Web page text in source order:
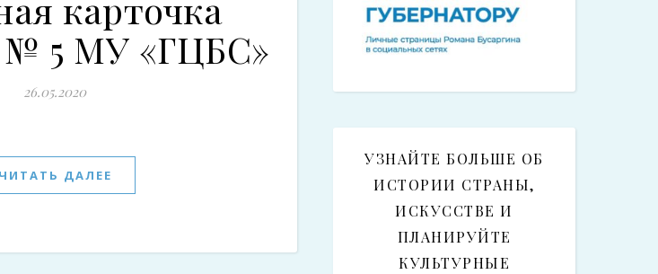
5 МУ «ГЦБС»
26.05.2020
ЧИТАТЬ ДАЛЕЕ
УЗНАЙТЕ БОЛЬШЕ ОБ
ИСТОРИИ СТРАНЫ,
ИСКУССТВЕ И
ПЛАНИРУЙТЕ
КУЛЬТУРНЫЕ